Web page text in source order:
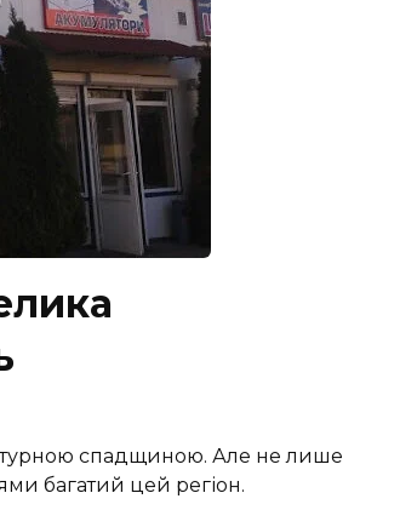
спадщиною. Але не лише
багатий цей регіон.